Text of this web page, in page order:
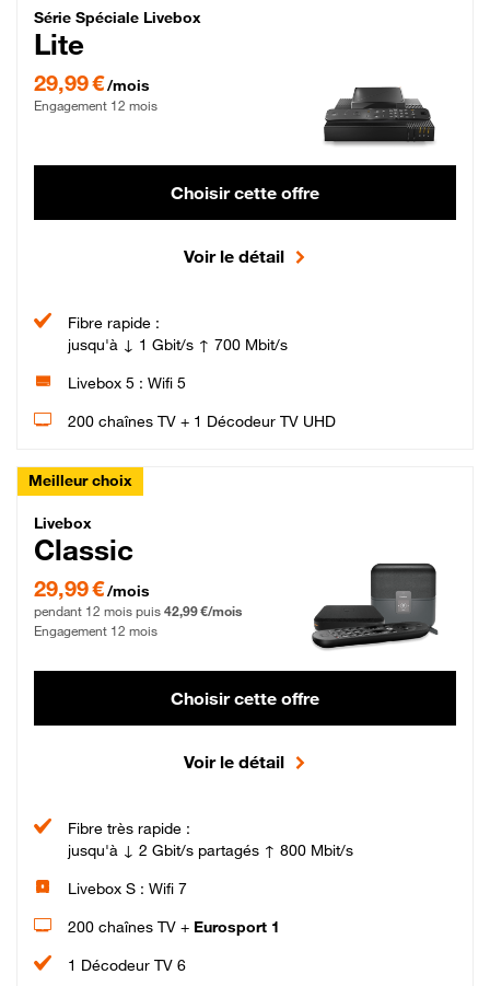
Série Spéciale Livebox Lite Fibre
Série Spéciale Livebox
Lite
29,99 €/mois
Engagement 12 mois
Choisir cette offre
Voir le détail
Fibre rapide :
jusqu'à ↓ 1 Gbit/s ↑ 700 Mbit/s
Livebox 5 : Wifi 5
200 chaînes TV + 1 Décodeur TV UHD
Meilleur choix
Livebox Classic Fibre
Livebox
Classic
29,99 € par mois pendant 12 mois puis 42,99 € par mois, Engagement 12 mois
29,99 €/mois
pendant 12 mois puis 42,99 €/mois
Engagement 12 mois
Choisir cette offre
Voir le détail
Fibre très rapide :
jusqu'à ↓ 2 Gbit/s partagés ↑ 800 Mbit/s
Livebox S : Wifi 7
200 chaînes TV + Eurosport 1
1 Décodeur TV 6